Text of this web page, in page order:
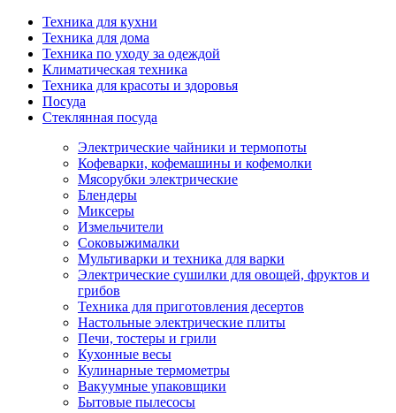
Техника для кухни
Техника для дома
Техника по уходу за одеждой
Климатическая техника
Техника для красоты и здоровья
Посуда
Стеклянная посуда
Электрические чайники и термопоты
Кофеварки, кофемашины и кофемолки
Мясорубки электрические
Блендеры
Миксеры
Измельчители
Соковыжималки
Мультиварки и техника для варки
Электрические сушилки для овощей, фруктов и
грибов
Техника для приготовления десертов
Настольные электрические плиты
Печи, тостеры и грили
Кухонные весы
Кулинарные термометры
Вакуумные упаковщики
Бытовые пылесосы